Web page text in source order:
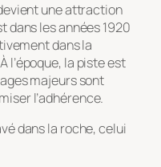
une attraction
dans les années 1920
dans la
l’époque, la piste est
majeurs sont
l’adhérence.
dans la roche, celui